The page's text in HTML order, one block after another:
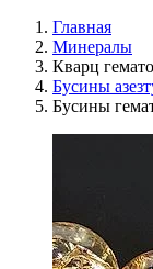
Главная
Минералы
Кварц
Бусины
Бусины